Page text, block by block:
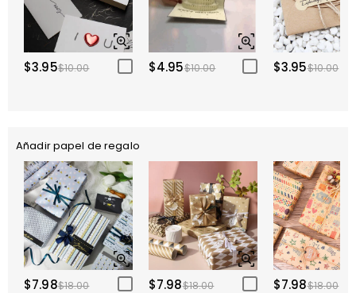
$3.95$10.00 $4.95$10.00 $3.95$10.00
Añadir papel de regalo
$7.98$18.00 $7.98$18.00 $7.98$18.00